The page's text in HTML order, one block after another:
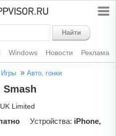
Найти
Windows Новости Реклама
Игры » Авто, гонки
Limited
Устройства: iPhone,